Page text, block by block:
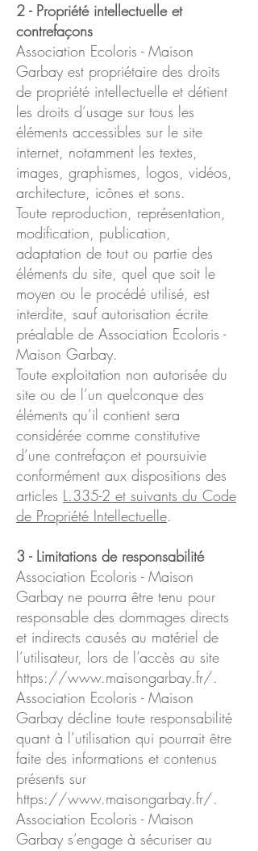
2 - Propriété intellectuelle et
contrefaçons
Association Ecoloris - Maison
Garbay est propriétaire des droits
de propriété intellectuelle et détient
les droits d’usage sur tous les
éléments accessibles sur le site
internet, notamment les textes,
images, graphismes, logos, vidéos,
architecture, icônes et sons.
Toute reproduction, représentation,
modification, publication,
adaptation de tout ou partie des
éléments du site, quel que soit le
moyen ou le procédé utilisé, est
interdite, sauf autorisation écrite
préalable de Association Ecoloris -
Maison Garbay.
Toute exploitation non autorisée du
site ou de l’un quelconque des
éléments qu’il contient sera
considérée comme constitutive
d’une contrefaçon et poursuivie
conformément aux dispositions des
articles L.335-2 et suivants du Code
de Propriété Intellectuelle.
3 - Limitations de responsabilité
Association Ecoloris - Maison
Garbay ne pourra être tenu pour
responsable des dommages directs
et indirects causés au matériel de
l’utilisateur, lors de l’accès au site
https://www.maisongarbay.fr/.
Association Ecoloris - Maison
Garbay décline toute responsabilité
quant à l’utilisation qui pourrait être
faite des informations et contenus
présents sur
https://www.maisongarbay.fr/.
Association Ecoloris - Maison
Garbay s’engage à sécuriser au